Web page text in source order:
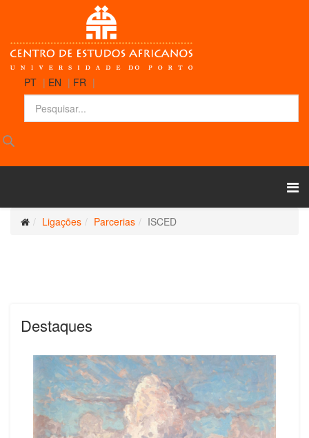
PT | EN | FR |
Ligações Parcerias ISCED
Destaques